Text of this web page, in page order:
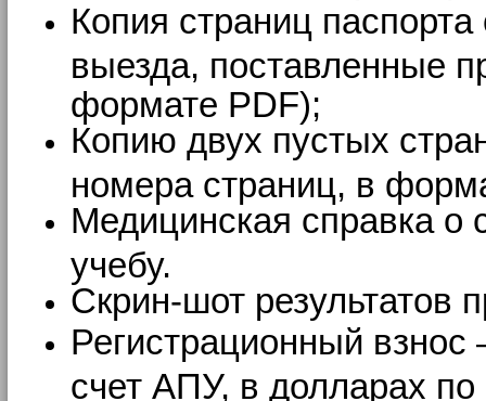
Копия страниц
выезда, поставленные
формате PDF);
Копию двух пустых
номера страниц, в
Медицинская справка о
учебу.
Скрин-шот результатов
Регистрационный
счет АПУ, в долларах